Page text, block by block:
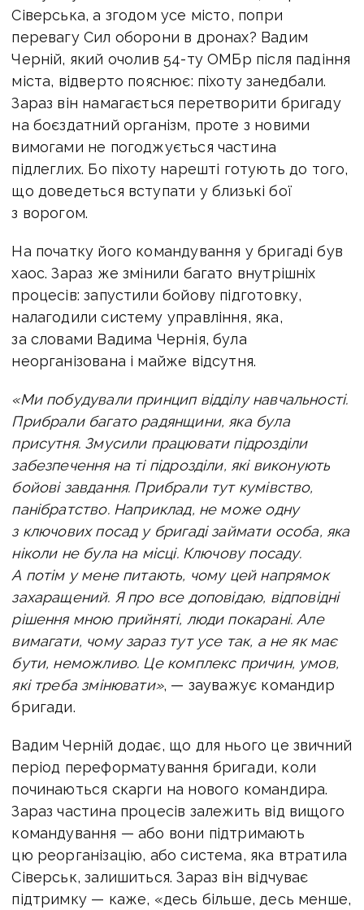
Сіверська, а згодом усе місто, попри
перевагу Сил оборони в дронах? Вадим
Черній, який очолив 54-ту ОМБр після падіння
міста, відверто пояснює: піхоту занедбали.
Зараз він намагається перетворити бригаду
на боєздатний організм, проте з новими
вимогами не погоджується частина
підлеглих. Бо піхоту нарешті готують до того,
що доведеться вступати у близькі бої
з ворогом.
На початку його командування у бригаді був
хаос. Зараз же змінили багато внутрішніх
процесів: запустили бойову підготовку,
налагодили систему управління, яка,
за словами Вадима Чернія, була
неорганізована і майже відсутня.
«Ми побудували принцип відділу навчальності.
Прибрали багато радянщини, яка була
присутня. Змусили працювати підрозділи
забезпечення на ті підрозділи, які виконують
бойові завдання. Прибрали тут кумівство,
панібратство. Наприклад, не може одну
з ключових посад у бригаді займати особа, яка
ніколи не була на місці. Ключову посаду.
А потім у мене питають, чому цей напрямок
захаращений. Я про все доповідаю, відповідні
рішення мною прийняті, люди покарані. Але
вимагати, чому зараз тут усе так, а не як має
бути, неможливо. Це комплекс причин, умов,
які треба змінювати», — зауважує командир
бригади.
Вадим Черній додає, що для нього це звичний
період переформатування бригади, коли
починаються скарги на нового командира.
Зараз частина процесів залежить від вищого
командування — або вони підтримають
цю реорганізацію, або система, яка втратила
Сіверськ, залишиться. Зараз він відчуває
підтримку — каже, «десь більше, десь менше,